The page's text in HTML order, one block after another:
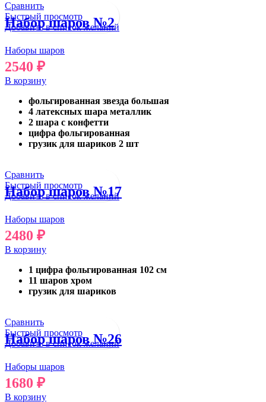
Сравнить
Быстрый просмотр
Добавить в список желаний
Набор шаров №2
Наборы шаров
2540 ₽
В корзину
фольгированная звезда большая
4 латексных шара металлик
2 шара с конфетти
цифра фольгированная
грузик для шариков 2 шт
Сравнить
Быстрый просмотр
Добавить в список желаний
Набор шаров №17
Наборы шаров
2480 ₽
В корзину
1 цифра фольгированная 102 см
11 шаров хром
грузик для шариков
Сравнить
Быстрый просмотр
Добавить в список желаний
Набор шаров №26
Наборы шаров
1680 ₽
В корзину